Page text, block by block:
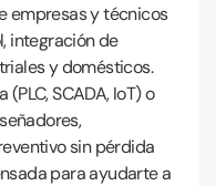
empresas y técnicos
integración de
y domésticos.
SCADA, IoT) o
sin pérdida
para ayudarte a